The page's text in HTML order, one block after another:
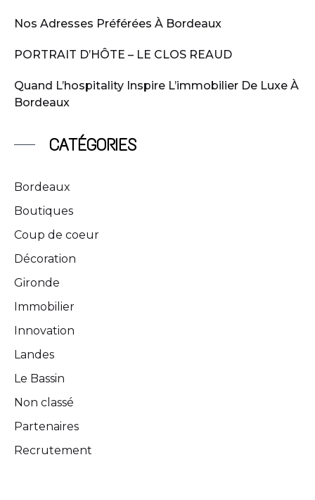
Nos Adresses Préférées À Bordeaux
PORTRAIT D’HÔTE – LE CLOS REAUD
Quand L’hospitality Inspire L’immobilier De Luxe À
Bordeaux
CATÉGORIES
Bordeaux
Boutiques
Coup de coeur
Décoration
Gironde
Immobilier
Innovation
Landes
Le Bassin
Non classé
Partenaires
Recrutement